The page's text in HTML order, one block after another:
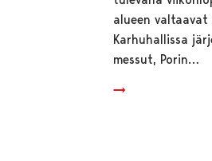
alueen valtaavat
Karhuhallissa
messut, Porin…